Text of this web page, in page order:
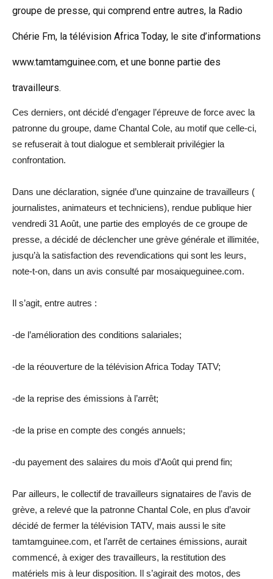
groupe de presse, qui comprend entre autres, la Radio
Chérie Fm, la télévision Africa Today, le site d’informations
www.tamtamguinee.com, et une bonne partie des
travailleurs.
Ces derniers, ont décidé d’engager l’épreuve de force avec la
patronne du groupe, dame Chantal Cole, au motif que celle-ci,
se refuserait à tout dialogue et semblerait privilégier la
confrontation.
Dans une déclaration, signée d’une quinzaine de travailleurs (
journalistes, animateurs et techniciens), rendue publique hier
vendredi 31 Août, une partie des employés de ce groupe de
presse, a décidé de déclencher une grève générale et illimitée,
jusqu’à la satisfaction des revendications qui sont les leurs,
note-t-on, dans un avis consulté par mosaiqueguinee.com.
Il s’agit, entre autres :
-de l’amélioration des conditions salariales;
-de la réouverture de la télévision Africa Today TATV;
-de la reprise des émissions à l’arrêt;
-de la prise en compte des congés annuels;
-du payement des salaires du mois d’Août qui prend fin;
Par ailleurs, le collectif de travailleurs signataires de l’avis de
grève, a relevé que la patronne Chantal Cole, en plus d’avoir
décidé de fermer la télévision TATV, mais aussi le site
tamtamguinee.com, et l’arrêt de certaines émissions, aurait
commencé, à exiger des travailleurs, la restitution des
matériels mis à leur disposition. Il s’agirait des motos, des